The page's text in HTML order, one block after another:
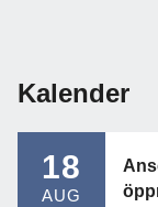
Kalender
18
AUG